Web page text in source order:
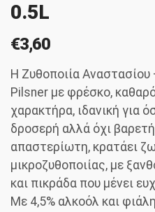
0.5L
€3,60
Η Ζυθοποιία Αναστασίου
Pilsner με φρέσκο,
χαρακτήρα, ιδανική για
δροσερή αλλά όχι
απαστερίωτη, κρατάει
μικροζυθοποιίας, με
και πικράδα που μένει
Με 4,5% αλκοόλ και